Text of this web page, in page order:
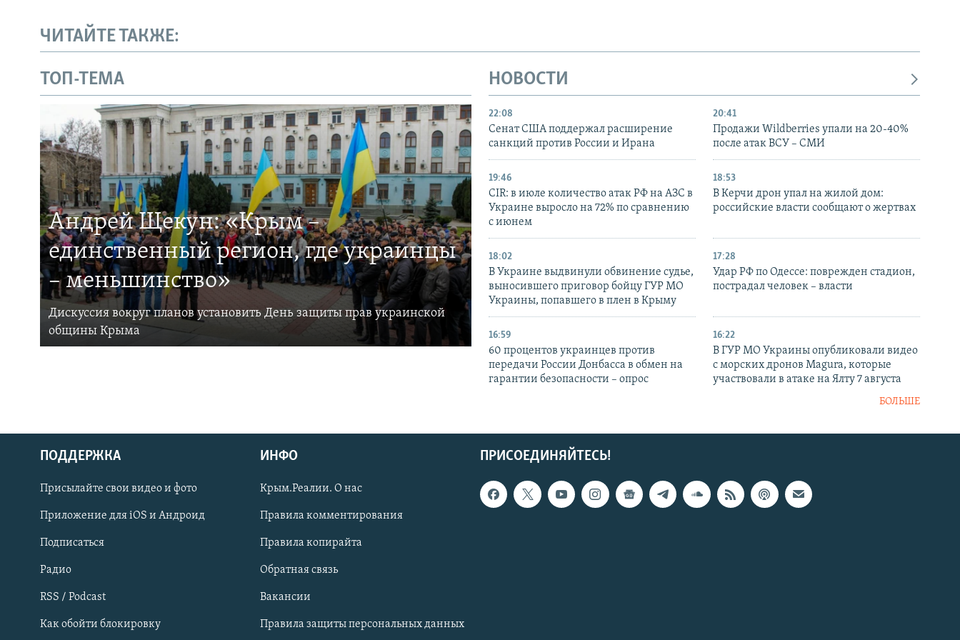
Українською
Qırımtatar
ПРИСОЕДИНЯЙТЕСЬ!
ЧИТАЙТЕ ТАКЖЕ:
ТОП-ТЕМА
Андрей Щекун: «Крым –
единственный регион, где украинцы
– меньшинство»
Дискуссия вокруг планов установить День защиты прав украинской
общины Крыма
НОВОСТИ
22:08
Сенат США поддержал расширение
санкций против России и Ирана
20:41
Продажи Wildberries упали на 20-40%
после атак ВСУ – СМИ
19:46
CIR: в июле количество атак РФ на АЗС в
Украине выросло на 72% по сравнению
с июнем
18:53
В Керчи дрон упал на жилой дом:
российские власти сообщают о жертвах
18:02
В Украине выдвинули обвинение судье,
выносившего приговор бойцу ГУР МО
Украины, попавшего в плен в Крыму
17:28
Удар РФ по Одессе: поврежден стадион,
пострадал человек – власти
16:59
60 процентов украинцев против
передачи России Донбасса в обмен на
гарантии безопасности – опрос
16:22
В ГУР МО Украины опубликовали видео
с морских дронов Magura, которые
участвовали в атаке на Ялту 7 августа
БОЛЬШЕ
ПРИСОЕДИНЯЙТЕСЬ!
ПОДДЕРЖКА
Присылайте свои видео и фото
Приложение для iOS и Андроид
Подписаться
Радио
RSS / Podcast
Как обойти блокировку
ИНФО
Крым.Реалии. О нас
Правила комментирования
Правила копирайта
Обратная связь
Вакансии
Правила защиты персональных данных